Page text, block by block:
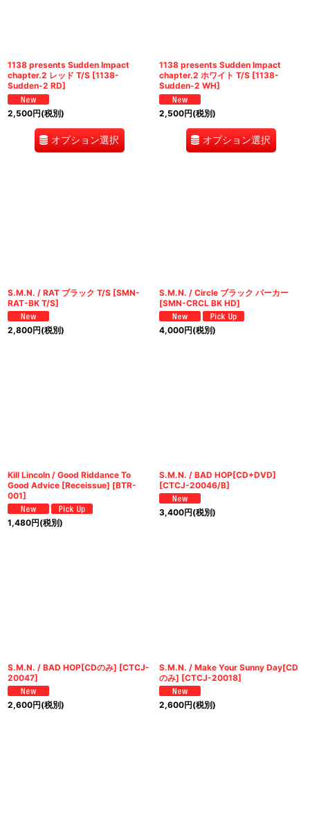
1138 presents Sudden Impact
chapter.2 レッド T/S [1138-
Sudden-2 RD]
2,500円(税別)
オプション選択
1138 presents Sudden Impact
chapter.2 ホワイト T/S [1138-
Sudden-2 WH]
2,500円(税別)
オプション選択
S.M.N. / RAT ブラック T/S [SMN-
RAT-BK T/S]
2,800円(税別)
S.M.N. / Circle ブラック パーカー
[SMN-CRCL BK HD]
4,000円(税別)
Kill Lincoln / Good Riddance To
Good Advice [Receissue] [BTR-
001]
1,480円(税別)
S.M.N. / BAD HOP[CD+DVD]
[CTCJ-20046/B]
3,400円(税別)
S.M.N. / BAD HOP[CDのみ] [CTCJ-
20047]
2,600円(税別)
S.M.N. / Make Your Sunny Day[CD
のみ] [CTCJ-20018]
2,600円(税別)